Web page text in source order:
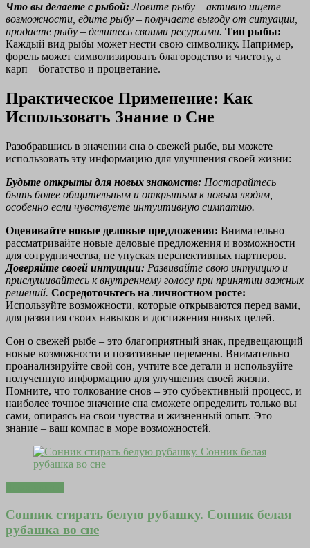
Что вы делаете с рыбой:Ловите рыбу – активно ищете
возможности, едите рыбу – получаете выгоду от ситуации,
продаете рыбу – делитесь своими ресурсами. Тип рыбы:
Каждый вид рыбы может нести свою символику. Например,
форель может символизировать благородство и чистоту, а
карп – богатство и процветание.
Практическое Применение: Как
Использовать Знание о Сне
Разобравшись в значении сна о свежей рыбе, вы можете
использовать эту информацию для улучшения своей жизни:
Будьте открыты для новых знакомств: Постарайтесь
быть более общительным и открытым к новым людям,
особенно если чувствуете интуитивную симпатию.
Оценивайте новые деловые предложения: Внимательно
рассматривайте новые деловые предложения и возможности
для сотрудничества, не упуская перспективных партнеров.
Доверяйте своей интуиции: Развивайте свою интуицию и
прислушивайтесь к внутреннему голосу при принятии важных
решений. Сосредоточьтесь на личностном росте:
Используйте возможности, которые открываются перед вами,
для развития своих навыков и достижения новых целей.
Сон о свежей рыбе – это благоприятный знак, предвещающий
новые возможности и позитивные перемены. Внимательно
проанализируйте свой сон, учтите все детали и используйте
полученную информацию для улучшения своей жизни.
Помните, что толкование снов – это субъективный процесс, и
наиболее точное значение сна сможете определить только вы
сами, опираясь на свои чувства и жизненный опыт. Это
знание – ваш компас в море возможностей.
Сонник стирать белую рубашку. Сонник белая
рубашка во сне